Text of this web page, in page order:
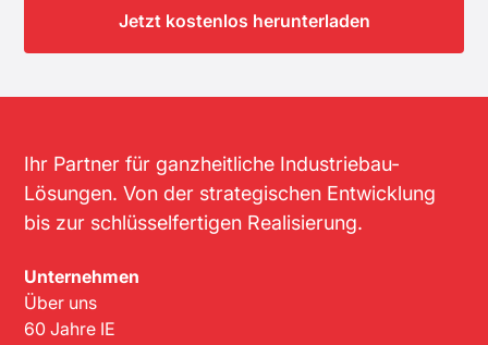
Jetzt kostenlos herunterladen
Ihr Partner für ganzheitliche Industriebau-
Lösungen. Von der strategischen Entwicklung
bis zur schlüsselfertigen Realisierung.
Unternehmen
Über uns
60 Jahre IE